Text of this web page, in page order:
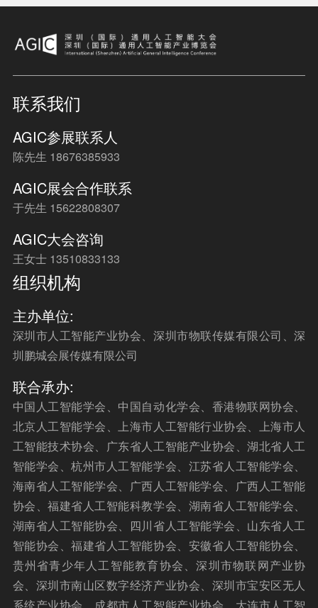
联系我们
AGIC参展联系人
陈先生 18676385933
AGIC展会合作联系
于先生 15622808307
AGIC大会咨询
王女士 13510833133
组织机构
主办单位:
深圳市人工智能产业协会、深圳市物联传媒有限公司、深
圳鹏城会展传媒有限公司
联合承办:
中国人工智能学会、中国自动化学会、香港物联网协会、
北京人工智能学会、上海市人工智能行业协会、上海市人
工智能技术协会、广东省人工智能产业协会、湖北省人工
智能学会、杭州市人工智能学会、江苏省人工智能学会、
海南省人工智能学会、广西人工智能学会、广西人工智能
协会、福建省人工智能科教学会、湖南省人工智能学会、
湖南省人工智能协会、四川省人工智能学会、山东省人工
智能协会、福建省人工智能协会、安徽省人工智能协会、
贵州省青少年人工智能教育协会、深圳市物联网产业协
会、深圳市南山区数字经济产业协会、深圳市宝安区无人